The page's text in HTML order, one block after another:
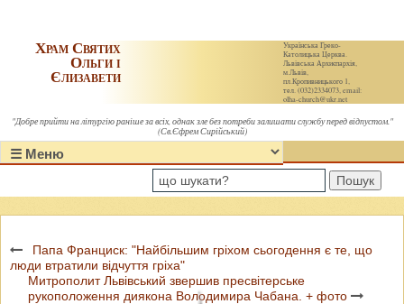
Українська Греко-
Католицька Церква.
Львівська Архиєпархія,
м.Львів,
пл.Кропивницького 1,
тел. (032)2334073, email:
olha-church@ukr.net
Храм Святих
Ольги і
Єлизавети
"Добре прийти на літургію раніше за всіх, однак зле без потреби залишати службу перед відпустом."
(Св.Єфрем Сирійський)
Пошук
Папа Франциск: "Найбільшим гріхом сьогодення є те, що
люди втратили відчуття гріха"
Митрополит Львівський звершив пресвітерське
рукоположення диякона Володимира Чабана. + фото